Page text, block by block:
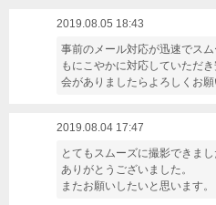
2019.08.05 18:43
事前のメール対応が迅速でス
もにこやかに対応していただ
会がありましたらよろしくお願
2019.08.04 17:47
とてもスムーズに撮影できまし
ありがとうございました。
またお願いしたいと思います。